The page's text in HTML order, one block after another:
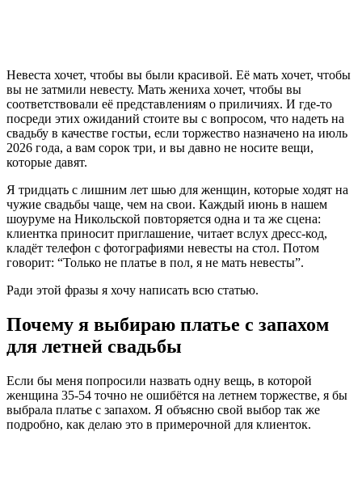
Невеста хочет, чтобы вы были красивой. Её мать хочет, чтобы
вы не затмили невесту. Мать жениха хочет, чтобы вы
соответствовали её представлениям о приличиях. И где-то
посреди этих ожиданий стоите вы с вопросом, что надеть на
свадьбу в качестве гостьи, если торжество назначено на июль
2026 года, а вам сорок три, и вы давно не носите вещи,
которые давят.
Я тридцать с лишним лет шью для женщин, которые ходят на
чужие свадьбы чаще, чем на свои. Каждый июнь в нашем
шоуруме на Никольской повторяется одна и та же сцена:
клиентка приносит приглашение, читает вслух дресс-код,
кладёт телефон с фотографиями невесты на стол. Потом
говорит: “Только не платье в пол, я не мать невесты”.
Ради этой фразы я хочу написать всю статью.
Почему я выбираю платье с запахом
для летней свадьбы
Если бы меня попросили назвать одну вещь, в которой
женщина 35-54 точно не ошибётся на летнем торжестве, я бы
выбрала платье с запахом. Я объясню свой выбор так же
подробно, как делаю это в примерочной для клиенток.